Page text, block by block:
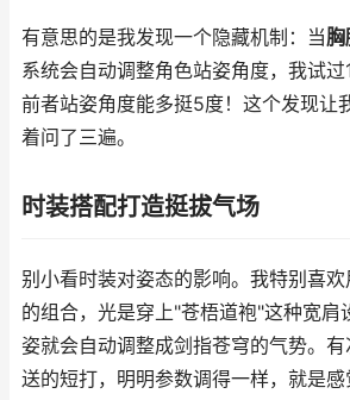
有意思的是我发现一个隐藏机制：当胸
系统会自动调整角色站姿角度，我试过
前者站姿角度能多挺5度！这个发现让
着问了三遍。
时装搭配打造挺拔气场
别小看时装对姿态的影响。我特别喜欢
的组合，光是穿上"苍梧道袍"这种宽肩
姿就会自动调整成剑指苍穹的气势。
送的短打，明明参数调得一样，就是